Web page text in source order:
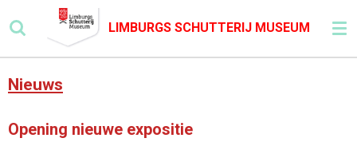
direct
naar
hoofdinhoud
LIMBURGS SCHUTTERIJ MUSEUM
Nieuws
Opening nieuwe expositie